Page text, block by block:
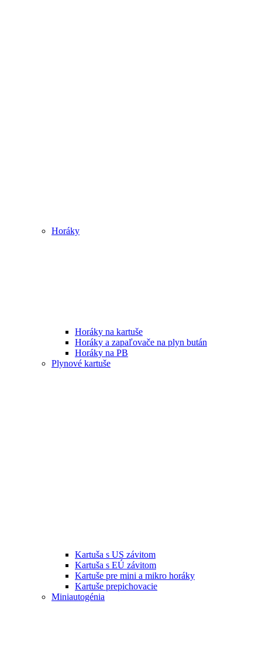
Horáky
Horáky na kartuše
Horáky a zapaľovače na plyn bután
Horáky na PB
Plynové kartuše
Kartuša s US závitom
Kartuša s EÚ závitom
Kartuše pre mini a mikro horáky
Kartuše prepichovacie
Miniautogénia